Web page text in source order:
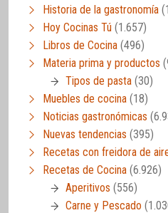
Historia de la gastronomía
Hoy Cocinas Tú (1.657)
Libros de Cocina (496)
Materia prima y productos
Tipos de pasta (30)
Muebles de cocina (18)
Noticias gastronómicas
Nuevas tendencias (395)
Recetas con freidora de
Recetas de Cocina (6.926)
Aperitivos (556)
Carne y Pescado